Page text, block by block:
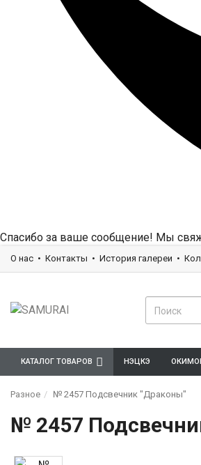
Спасибо за ваше сообщение! Мы
О нас Контакты История галереи
КАТАЛОГ ТОВАРОВ НЭЦКЭ
Разное № 2457 Подсвечник "Драконы"
№ 2457